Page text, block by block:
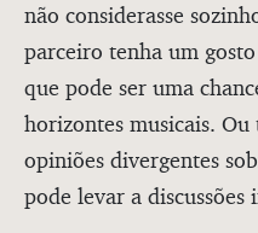
não considerasse
parceiro tenha um
que pode ser uma
horizontes musicais. Ou
opiniões divergentes
pode levar a discussões